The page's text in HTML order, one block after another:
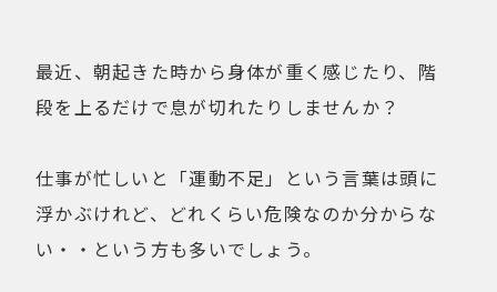
法人向け
点検・修理サービス
痩せないことへの不満
移動手段
費用について
購入前の不安
購入後の不安
最近、朝起きた時から身体が重く感じたり、階
段を上るだけで息が切れたりしませんか？
仕事が忙しいと「運動不足」という言葉は頭に
浮かぶけれど、どれくらい危険なのか分からな
い・・という方も多いでしょう。